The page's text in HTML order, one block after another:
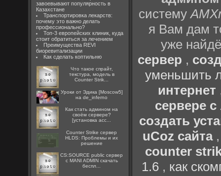
завоевывают популярность в
Казахстане
Транспортировка лекарств:
почему это важно делать
профессионально?
Топ-3 европейских клиник, куда
стоит обратиться за лечением
Преимущества REVI
биоревитализации
Как сделать коптильню
Что такое спрайт,
текстура, модель в
Counter Strik...
Уроки от Эдика [Moscow5]
на de_inferno
Как стать админом на
своём сервере?
[установка acc...
Counter Strike сервер
HLDS: Проблемы и их
решение
CS:SOURCE public сервер
с MANI ADMIN скачать
беспл...
систему
я Вам дам
уже
сервер ,
уменьшить
интернет
сервере
создать
uCoz сайта
counter
1.6, как